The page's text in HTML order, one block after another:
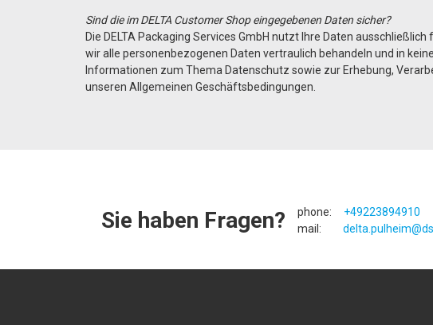
Sind die im DELTA Customer Shop eingegebenen Daten sicher?
Die DELTA Packaging Services GmbH nutzt Ihre Daten
wir alle personenbezogenen Daten vertraulich behandeln und in
Informationen zum Thema Datenschutz sowie zur Erhebung,
unseren Allgemeinen Geschäftsbedingungen.
Sie haben Fragen? phone: +49223894910
mail: